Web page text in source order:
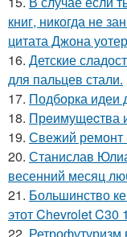
книг, никогда не
цитата Джона
16. Детские
для пальцев стали.
17. Подборка идеи
18. Прeимущecтва
19. Свежий ремонт
20. Станислав
весенний месяц
21. Большинство
этот Chevrolet C30
22. Ретрофутуризм